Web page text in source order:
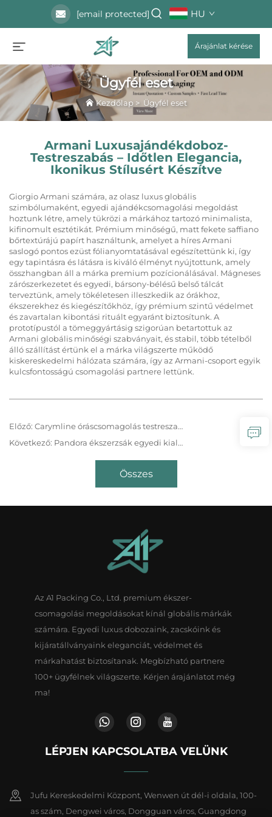
[email protected] HU
Árajánlat kérése
Ügyfél eset
Kezdőlap > Ügyfél eset
Armani Luxusajándékdoboz-
Testreszabás – Időtlen Elegancia,
Ikonikus Stílusért Készítve
Giorgio Armani számára, az olasz luxus globális
szimbólumaként, egyedi ajándékcsomagolási megoldást
hoztunk létre, amely tükrözi a márkához tartozó minimalista,
kifinomult esztétikát. Prémium minőségű, matt fekete saffiano
bőrtextúrájú papírt használtunk, amelyet a híres Armani
saslogó pontos ezüst fólianyomtatásával egészítettünk ki, így
egy tapintásra és látásra is kiváló élményt nyújtottunk, amely
összhangban áll a márka premium pozícionálásával. Mágneses
zárószerkezetet és egyedi, bársony-bélésű belső tálcát
terveztünk, amely tökéletesen illeszkedik az órákhoz,
ékszerekhez és kiegészítőkhöz, így prémium szintű védelmet
és zavartalan kibontási rituált egyaránt biztosítunk. A
prototípustól a tömeggyártásig szigorúan betartottuk az
Armani globális minőségi szabványait, és stabil, több tételből
álló szállítást értünk el a márka világszerte működő
kiskereskedelmi hálózata számára, így az Armani-csoport egyik
kulcsfontosságú csomagolási partnere lettünk.
Előző: Carymline óráscsomagolás testreszabása – Pontos kézműves munka, az idő művészetének védelme
Következő: Pandora ékszerzsák egyedi kialakítása – könnyed luxus textúrával, minden ragyogás védelmében
Összes
Az A1 Packing Co., Ltd. premium ékszer-
csomagolási megoldásokat kínál globális márkák
számára. Egyedi luxus dobozaink, zacskóink és
kijáratállványaink eleganciát, védelmet és
márkahatást biztosítanak. Megbízható partnere
100+ ügyfélnek világszerte. Kérjen árajánlatot még
ma!
LÉPJEN KAPCSOLATBA VELÜNK
Jufu Kereskedelmi Központ, Wenwen út dél-i oldala, 100-
as szám, Dengwei város, Dongguan város, Guangdong